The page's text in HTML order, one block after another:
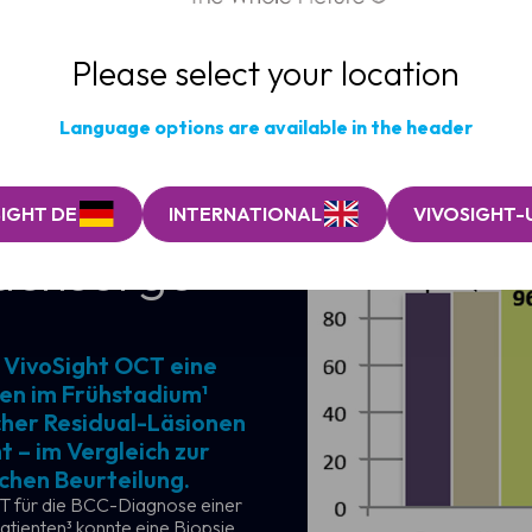
Please select your location
Language options are available in the header
DE INTERNATIONAL VIVOSIGHT-
OCT eine
im Frühstadium¹
Residual-Läsionen
– im Vergleich zur
Beurteilung.
für die BCC-Diagnose einer
konnte eine Biopsie